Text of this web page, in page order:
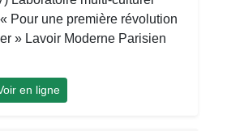
Pour une première révolution
» Lavoir Moderne Parisien
en ligne